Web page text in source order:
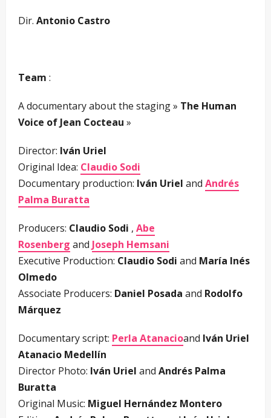
Dir. Antonio Castro
Team :
A documentary about the staging » The Human
Voice of Jean Cocteau »
Director: Iván Uriel
Original Idea: Claudio Sodi
Documentary production: Iván Uriel and Andrés
Palma Buratta
Producers: Claudio Sodi , Abe
Rosenberg and Joseph Hemsani
Executive Production: Claudio Sodi and María Inés
Olmedo
Associate Producers: Daniel Posada and Rodolfo
Márquez
Documentary script: Perla Atanacioand Iván Uriel
Atanacio Medellín
Director Photo: Iván Uriel and Andrés Palma
Buratta
Original Music: Miguel Hernández Montero